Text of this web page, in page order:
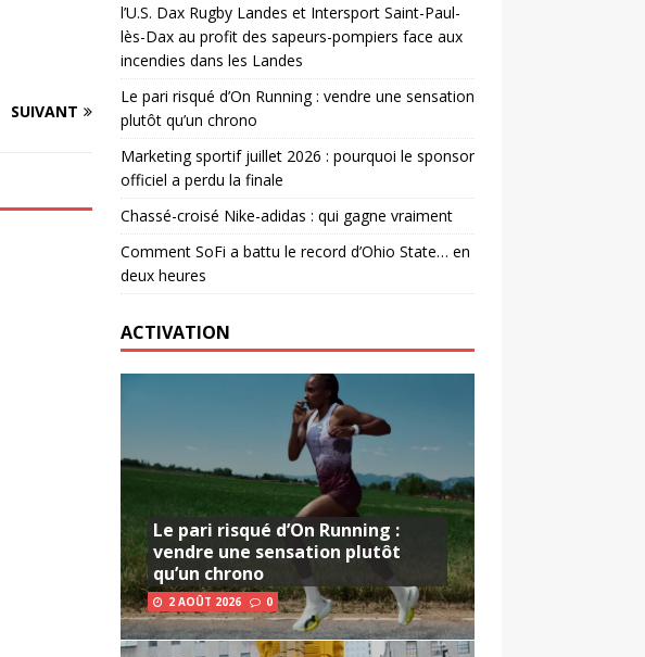
SUIVANT
l’U.S. Dax Rugby Landes et Intersport Saint-Paul-
lès-Dax au profit des sapeurs-pompiers face aux
incendies dans les Landes
Le pari risqué d’On Running : vendre une sensation
plutôt qu’un chrono
Marketing sportif juillet 2026 : pourquoi le sponsor
officiel a perdu la finale
Chassé-croisé Nike-adidas : qui gagne vraiment
Comment SoFi a battu le record d’Ohio State… en
deux heures
ACTIVATION
Le pari risqué d’On Running :
vendre une sensation plutôt
qu’un chrono
2 AOÛT 2026 0